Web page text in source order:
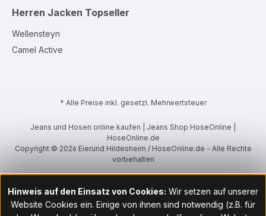
Herren Jacken Topseller
Wellensteyn
Camel Active
* Alle Preise inkl. gesetzl. Mehrwertsteuer
Jeans und Hosen online kaufen | Jeans Shop HoseOnline |
HoseOnline.de
Copyright © 2026 Eierund Hildesheim / HoseOnline.de - Alle Rechte
vorbehalten
Hinweis auf den Einsatz von Cookies: Wir setzen auf unserer
Website Cookies ein. Einige von ihnen sind notwendig (z.B. für